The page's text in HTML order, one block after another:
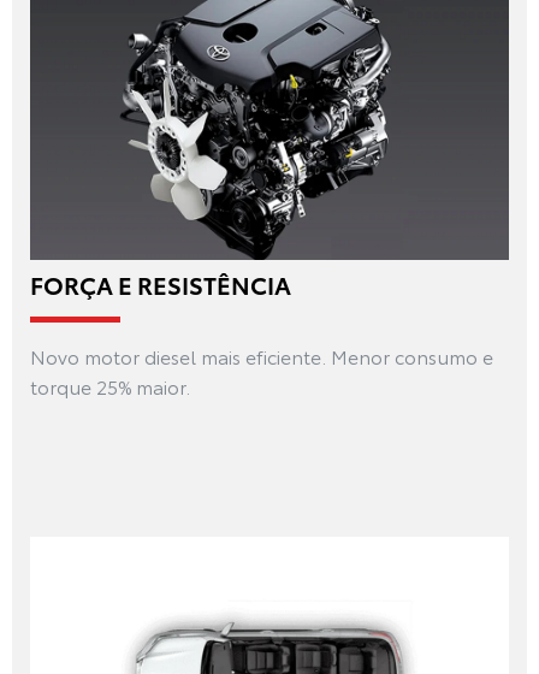
FORÇA E RESISTÊNCIA
Novo motor diesel mais eficiente. Menor consumo e
torque 25% maior.